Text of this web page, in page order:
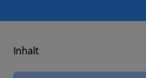
Inhalt